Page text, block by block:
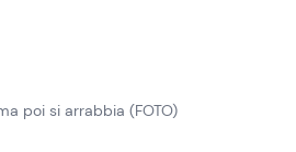
poi si arrabbia (FOTO)